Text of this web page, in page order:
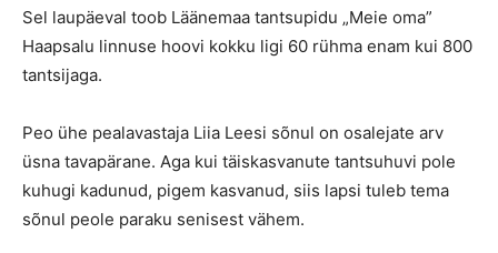
Sel laupäeval toob Läänemaa tantsupidu „Meie oma”
Haapsalu linnuse hoovi kokku ligi 60 rühma enam kui 800
tantsijaga.
Peo ühe pealavastaja Liia Leesi sõnul on osalejate arv
üsna tavapärane. Aga kui täiskasvanute tantsuhuvi pole
kuhugi kadunud, pigem kasvanud, siis lapsi tuleb tema
sõnul peole paraku senisest vähem.